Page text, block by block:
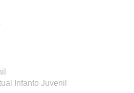
Infanto Juvenil